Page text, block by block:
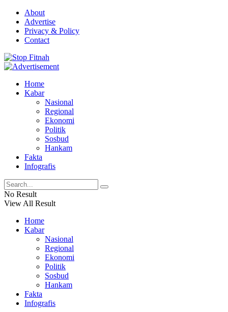
About
Advertise
Privacy & Policy
Contact
Home
Kabar
Nasional
Regional
Ekonomi
Politik
Sosbud
Hankam
Fakta
Infografis
No Result
View All Result
Home
Kabar
Nasional
Regional
Ekonomi
Politik
Sosbud
Hankam
Fakta
Infografis